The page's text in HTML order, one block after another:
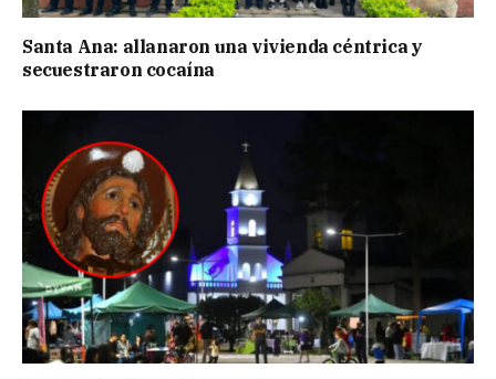
Santa Ana: allanaron una vivienda céntrica y
secuestraron cocaína